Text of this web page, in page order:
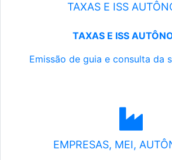
TAXAS E ISS
TAXAS E ISS
Emissão de guia e consulta da
EMPRESAS, MEI,